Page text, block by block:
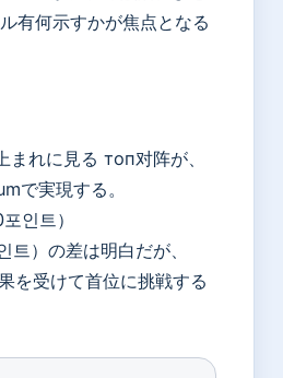
有何示すかが焦点となる
れに見る топ对阵が、
で実現する。
인트）
）の差は明白だが、
を受けて首位に挑戦する